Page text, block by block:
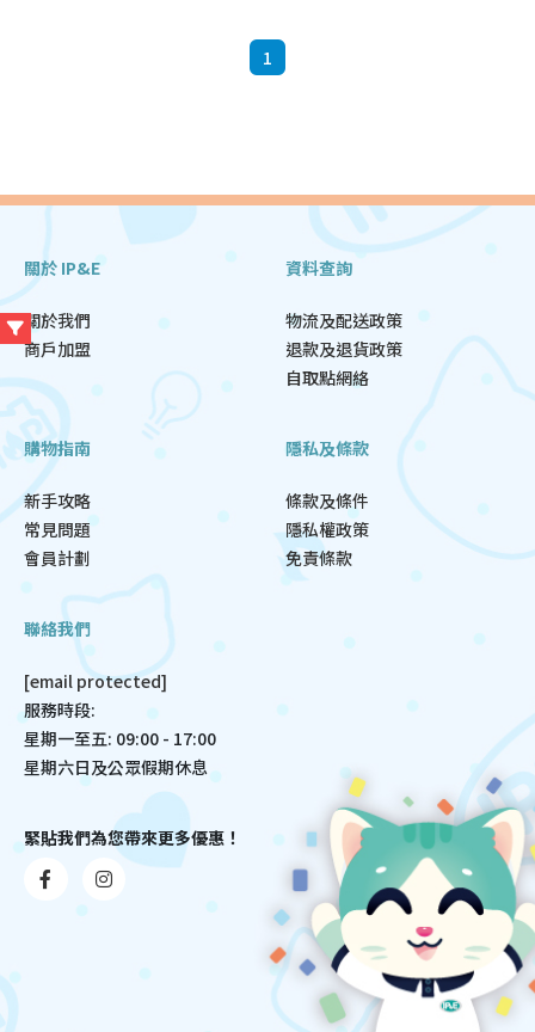
1
關於 IP&E
關於我們
商戶加盟
資料查詢
物流及配送政策
退款及退貨政策
自取點網絡
購物指南
新手攻略
常見問題
會員計劃
隱私及條款
條款及條件
隱私權政策
免責條款
聯絡我們
[email protected]
服務時段:
星期一至五: 09:00 - 17:00
星期六日及公眾假期休息
緊貼我們為您帶來更多優惠！